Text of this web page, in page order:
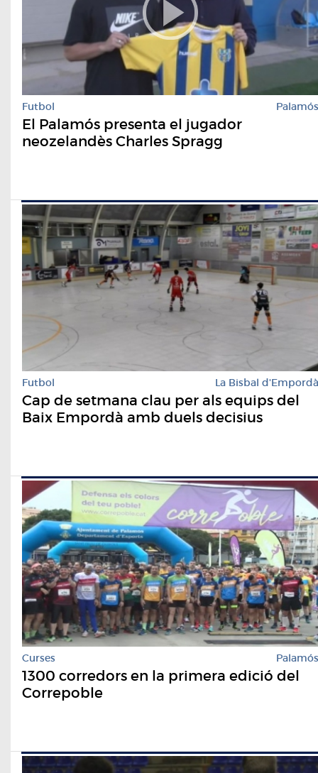
Futbol Palamós
El Palamós presenta el jugador
neozelandès Charles Spragg
Futbol La Bisbal d'Empordà
Cap de setmana clau per als equips del
Baix Empordà amb duels decisius
Curses Palamós
1300 corredors en la primera edició del
Correpoble